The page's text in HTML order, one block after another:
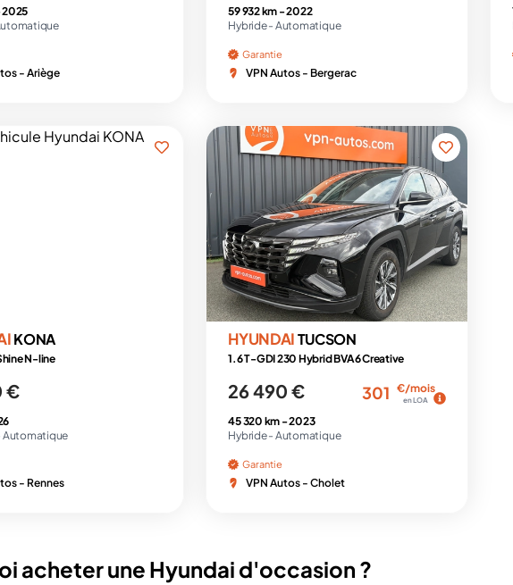
2025
- Ariège
59 932 km -2022
Hybride - Automatique
Garantie
VPN Autos - Bergerac
KONA
N-line
€
Automatique
- Rennes
HYUNDAITUCSON
1.6 T-GDI 230 Hybrid BVA6 Creative
26 490 € 301 €/mois
en LOA
45 320 km -2023
Hybride - Automatique
Garantie
VPN Autos - Cholet
acheter une Hyundai d'occasion ?